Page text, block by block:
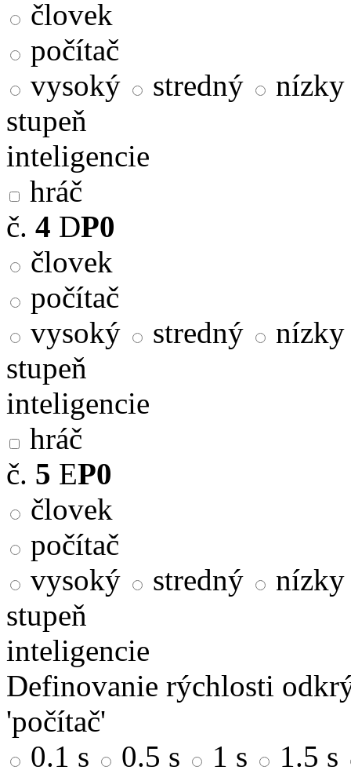
človek
počítač
vysoký
stredný
nízky
stupeň
inteligencie
hráč
č. 4 DP0
človek
počítač
vysoký
stredný
nízky
stupeň
inteligencie
hráč
č. 5 EP0
človek
počítač
vysoký
stredný
nízky
stupeň
inteligencie
Definovanie rýchlosti
'počítač'
0.1 s
0.5 s 1 s
1.5 s